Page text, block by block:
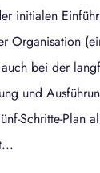
initialen
Organisation
bei der
und
Schritte-Plan